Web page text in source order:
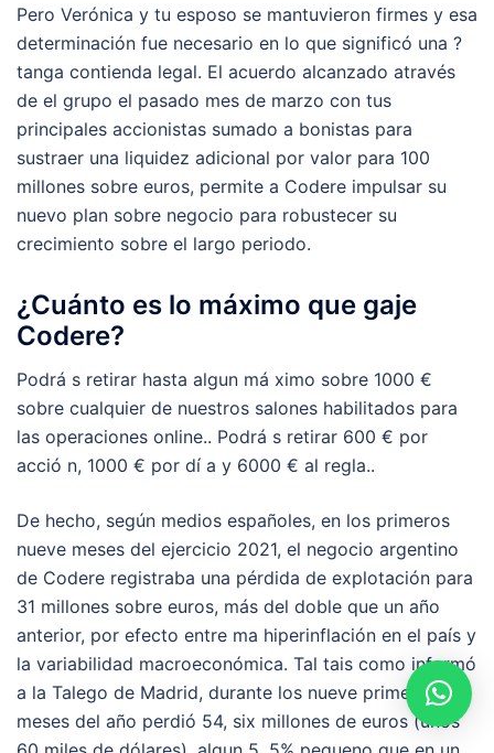
Pero Verónica y tu esposo se mantuvieron firmes y esa
determinación fue necesario en lo que significó una ?
tanga contienda legal. El acuerdo alcanzado através
de el grupo el pasado mes de marzo con tus
principales accionistas sumado a bonistas para
sustraer una liquidez adicional por valor para 100
millones sobre euros, permite a Codere impulsar su
nuevo plan sobre negocio para robustecer su
crecimiento sobre el largo periodo.
¿Cuánto es lo máximo que gaje
Codere?
Podrá s retirar hasta algun má ximo sobre 1000​ €
sobre cualquier de nuestros salones habilitados para
las operaciones online.. Podrá s retirar 600 € por
acció n, 1000​ € por dí a y 6000 € al regla..
De hecho, según medios españoles, en los primeros
nueve meses del ejercicio 2021, el negocio argentino
de Codere registraba una pérdida de explotación para
31 millones sobre euros, más del doble que un año
anterior, por efecto entre ma hiperinflación en el país y
la variabilidad macroeconómica. Tal tais como informó
a la Talego de Madrid, durante los nueve primeros
meses del año perdió 54, six millones de euros (unos